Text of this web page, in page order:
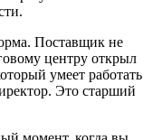
Поставщик не
центру открыл
умеет работать
Это старший